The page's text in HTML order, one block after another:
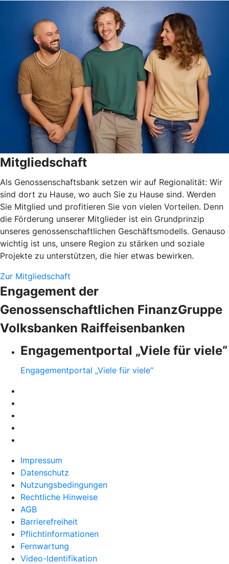
Mitgliedschaft
Als Genossenschaftsbank setzen wir auf Regionalität: Wir
sind dort zu Hause, wo auch Sie zu Hause sind. Werden
Sie Mitglied und profitieren Sie von vielen Vorteilen. Denn
die Förderung unserer Mitglieder ist ein Grundprinzip
unseres genossenschaftlichen Geschäftsmodells. Genauso
wichtig ist uns, unsere Region zu stärken und soziale
Projekte zu unterstützen, die hier etwas bewirken.
Zur Mitgliedschaft
Engagement der
Genossenschaftlichen FinanzGruppe
Volksbanken Raiffeisenbanken
Engagementportal „Viele für viele“
Engagementportal „Viele für viele“
Impressum
Datenschutz
Nutzungsbedingungen
Rechtliche Hinweise
AGB
Barrierefreiheit
Pflichtinformationen
Fernwartung
Video-Identifikation